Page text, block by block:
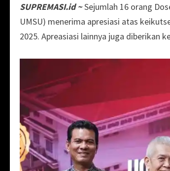
SUPREMASI.id ~Sejumlah 16 orang
UMSU) menerima apresiasi atas
2025. Apreasiasi lainnya juga diberikan